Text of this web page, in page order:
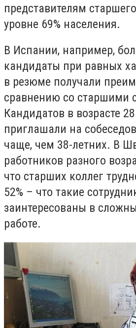
представителям
уровне 69% населения.
В Испании, например,
кандидаты при равных
в резюме получали
сравнению со старшими
Кандидатов в возрасте
приглашали на
чаще, чем 38-летних. В
работников разного
что старших коллег
52% – что такие
заинтересованы в
работе.